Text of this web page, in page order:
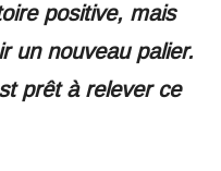
positive, mais
un nouveau palier.
prêt à relever ce